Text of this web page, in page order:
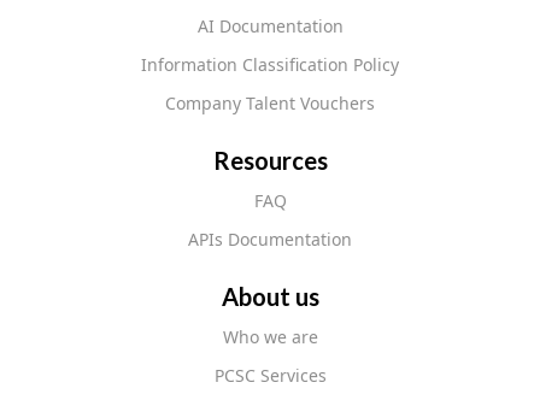
AI Documentation
Information Classification Policy
Company Talent Vouchers
Resources
FAQ
APIs Documentation
About us
Who we are
PCSC Services